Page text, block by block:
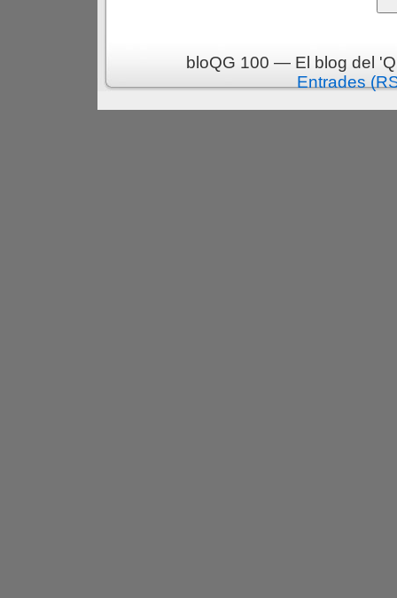
bloQG 100 — El blog del
Entrades